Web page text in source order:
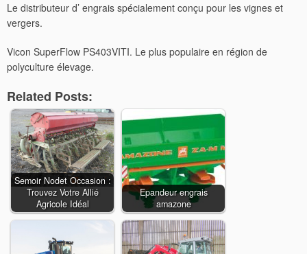
Le distributeur d’ engrais spécialement conçu pour les vignes et
vergers.
Vicon SuperFlow PS403VITI. Le plus populaire en région de
polyculture élevage.
Related Posts:
Semoir Nodet Occasion :
Trouvez Votre Allié
Agricole Idéal
Epandeur engrais
amazone